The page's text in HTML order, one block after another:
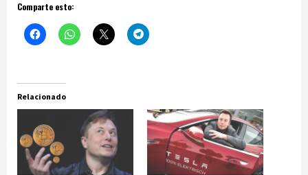
Comparte esto:
Relacionado